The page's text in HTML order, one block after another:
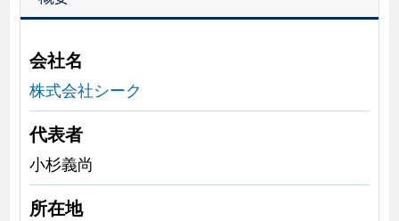
会社名
株式会社シーク
代表者
小杉義尚
所在地